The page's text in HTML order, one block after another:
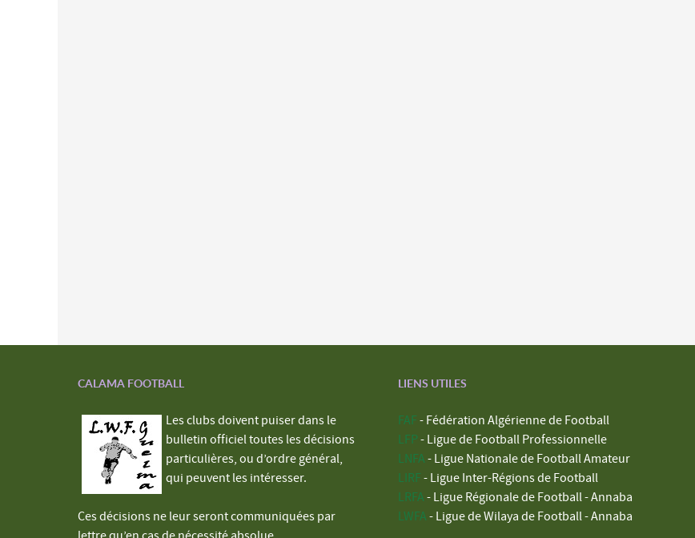
CALAMA FOOTBALL
Les clubs doivent puiser dans le
bulletin officiel toutes les décisions
particulières, ou d’ordre général,
qui peuvent les intéresser.
Ces décisions ne leur seront communiquées par
LIENS UTILES
FAF - Fédération Algérienne de Football
LFP - Ligue de Football Professionnelle
LNFA - Ligue Nationale de Football Amateur
LIRF - Ligue Inter-Régions de Football
LRFA - Ligue Régionale de Football - Annaba
LWFA - Ligue de Wilaya de Football - Annaba